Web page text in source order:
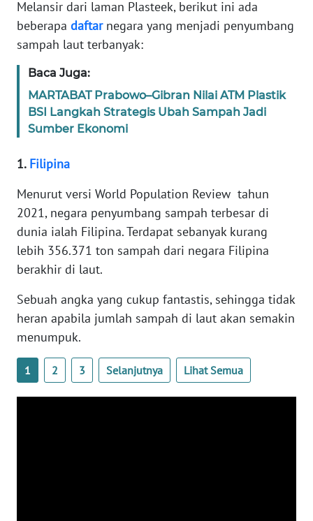
Melansir dari laman Plasteek, berikut ini ada
beberapa daftarnegara yang menjadi penyumbang
sampah laut terbanyak:
Baca Juga:
MARTABAT Prabowo–Gibran Nilai ATM Plastik
BSI Langkah Strategis Ubah Sampah Jadi
Sumber Ekonomi
1. Filipina
Menurut versi World Population Review tahun
2021, negara penyumbang sampah terbesar di
dunia ialah Filipina. Terdapat sebanyak kurang
lebih 356.371 ton sampah dari negara Filipina
berakhir di laut.
Sebuah angka yang cukup fantastis, sehingga tidak
heran apabila jumlah sampah di laut akan semakin
menumpuk.
1 2 3 Selanjutnya Lihat Semua
News
Regional
SUMUT
WN
JAKARTA
WN
WN
BANTEN
WN
WN
KEPRI